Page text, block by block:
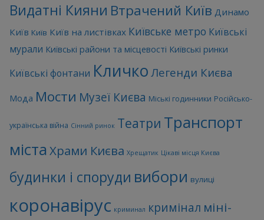
Видатні Кияни Втрачений Київ Динамо
Київ Київ Київ на листівках Київське метро Київські
мурали Київські райони та місцевості Київські ринки
Київські фонтани Кличко Легенди Києва
Мода Мости Музеї Києва Міські годинники Російсько-
українська війна Сінний ринок Театри Транспорт
міста Храми Києва Хрещатик Цікаві місця Києва
будинки і споруди вибори вулиці
коронавірус криминал кримінал міні-